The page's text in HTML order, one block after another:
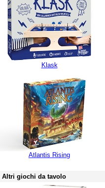
Klask
Atlantis Rising
Altri giochi da tavolo